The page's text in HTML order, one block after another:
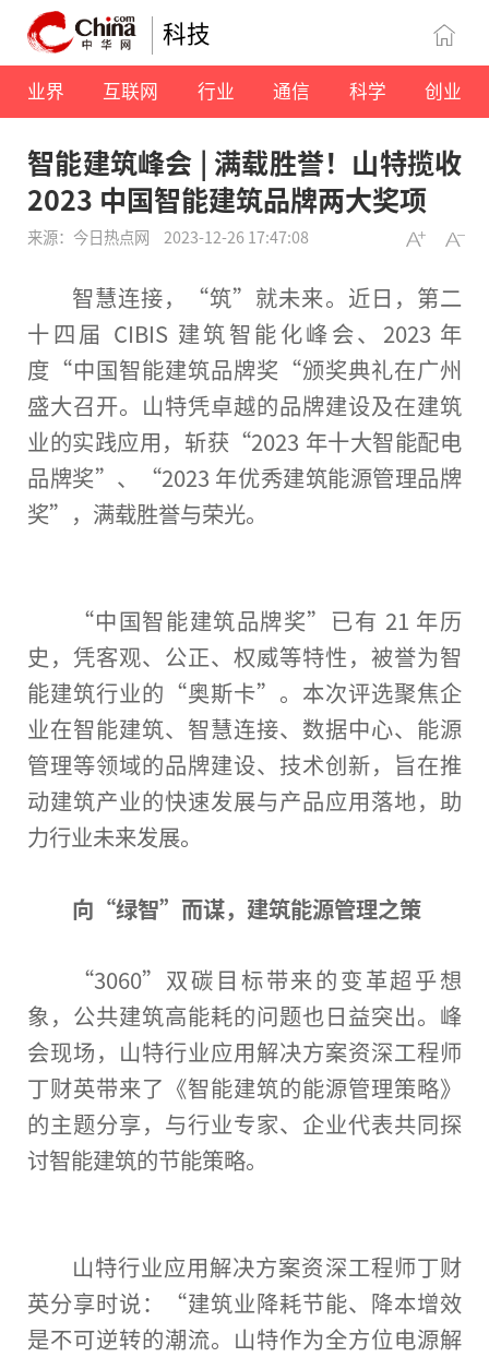
科技
业界 互联网 行业 通信 科学 创业
​智能建筑峰会 | 满载胜誉！山特揽收
2023 中国智能建筑品牌两大奖项
来源：今日热点网 2023-12-26 17:47:08
智慧连接，“筑”就未来。 近日，第二
十四届 CIBIS 建筑智能化峰会、2023 年
度“中国智能建筑品牌奖“颁奖典礼在广州
盛大召开。山特凭卓越的品牌建设及在建筑
业的实践应用，斩获“2023 年十大智能配电
品牌奖”、“2023 年优秀建筑能源管理品牌
奖”，满载胜誉与荣光。
“中国智能建筑品牌奖”已有 21 年历
史，凭客观、公正、权威等特性，被誉为智
能建筑行业的“奥斯卡”。本次评选聚焦企
业在智能建筑、智慧连接、数据中心、能源
管理等领域的品牌建设、技术创新，旨在推
动建筑产业的快速发展与产品应用落地，助
力行业未来发展。
向 “绿智” 而谋， 建筑能源管理之策
“3060”双碳目标带来的变革超乎想
象，公共建筑高能耗的问题也日益突出。峰
会现场，山特行业应用解决方案资深工程师
丁财英带来了《智能建筑的能源管理策略》
的主题分享，与行业专家、企业代表共同探
讨智能建筑的节能策略。
山特行业应用解决方案资深工程师丁财
英分享时说：“建筑业降耗节能、降本增效
是不可逆转的潮流。山特作为全方位电源解